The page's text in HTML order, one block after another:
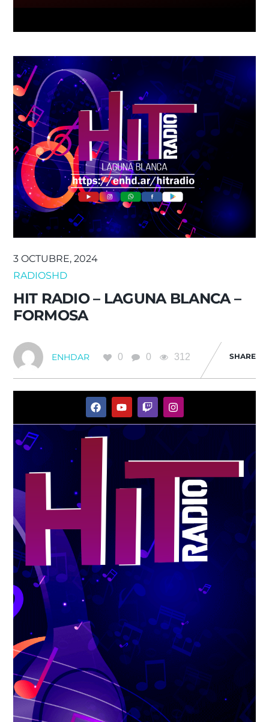
3 OCTUBRE, 2024
RADIOSHD
HIT RADIO – LAGUNA BLANCA –
FORMOSA
ENHDAR 0 0 312 SHARE